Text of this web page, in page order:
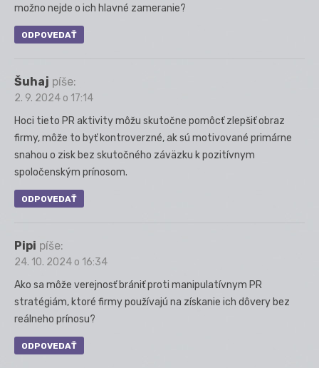
možno nejde o ich hlavné zameranie?
ODPOVEDAŤ
Šuhaj píše:
2. 9. 2024 o 17:14
Hoci tieto PR aktivity môžu skutočne pomôcť zlepšiť obraz
firmy, môže to byť kontroverzné, ak sú motivované primárne
snahou o zisk bez skutočného záväzku k pozitívnym
spoločenským prínosom.
ODPOVEDAŤ
Pipi píše:
24. 10. 2024 o 16:34
Ako sa môže verejnosť brániť proti manipulatívnym PR
stratégiám, ktoré firmy používajú na získanie ich dôvery bez
reálneho prínosu?
ODPOVEDAŤ